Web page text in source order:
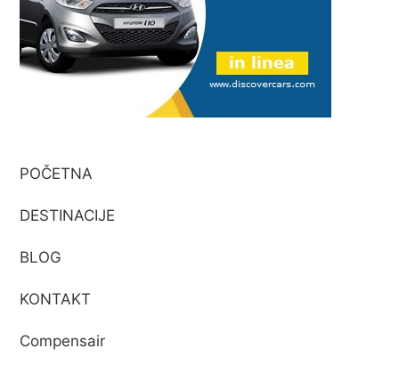
POČETNA
DESTINACIJE
BLOG
KONTAKT
Compensair